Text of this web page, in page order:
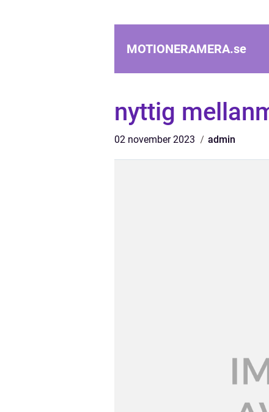
MOTIONERAMERA.se
nyttig
02 november 2023 admin